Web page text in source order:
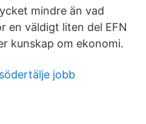
mindre än vad
väldigt liten del EFN
kunskap om ekonomi.
jobb